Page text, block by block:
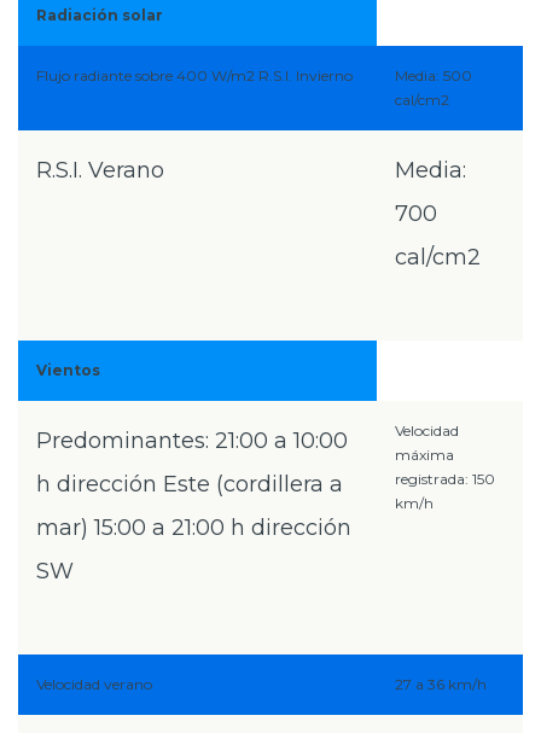
Radiación solar
Flujo radiante sobre 400 W/m2 R.S.I. Invierno
Media: 500
cal/cm2
R.S.I. Verano
Media:
700
cal/cm2
Vientos
Predominantes: 21:00 a 10:00
h dirección Este (cordillera a
mar) 15:00 a 21:00 h dirección
SW
Velocidad
máxima
registrada: 150
km/h
Velocidad verano 27 a 36 km/h